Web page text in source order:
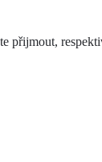
přijmout,